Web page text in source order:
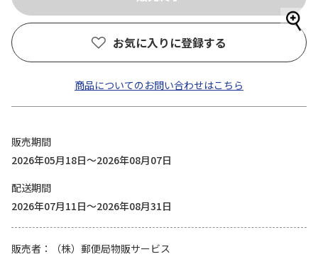
お気に入りに登録する
商品についてのお問い合わせはこちら
販売期間
2026年05月18日～2026年08月07日
配送期間
2026年07月11日～2026年08月31日
販売者
（株）郵便局物販サービス